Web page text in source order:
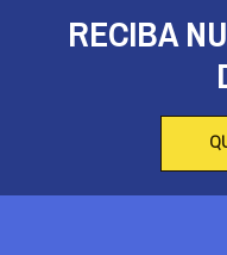
RECIBA